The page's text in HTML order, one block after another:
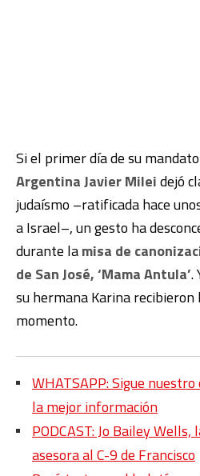
Si el primer día de su
ArgentinaJavier Mileidejó
judaísmo –ratificada hace
a Israel–, un gesto ha
durante lamisa de
de San José, ‘Mama Antula’.
su hermana Karina
momento.
WHATSAPP: Sigue
la mejor información
PODCAST: Jo Bailey
asesora al C-9 de Francisco